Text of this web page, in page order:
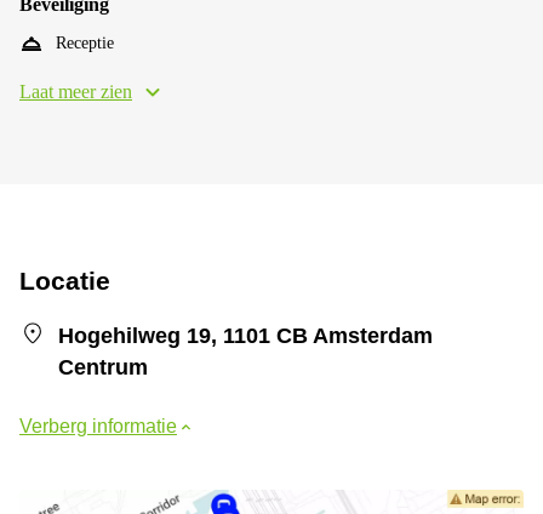
Receptie
Laat meer zien
Locatie
Hogehilweg 19, 1101 CB Amsterdam
Centrum
Verberg informatie